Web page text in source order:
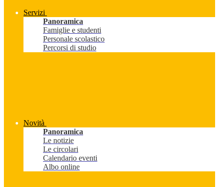
Servizi
Panoramica
Famiglie e studenti
Personale scolastico
Percorsi di studio
Novità
Panoramica
Le notizie
Le circolari
Calendario eventi
Albo online